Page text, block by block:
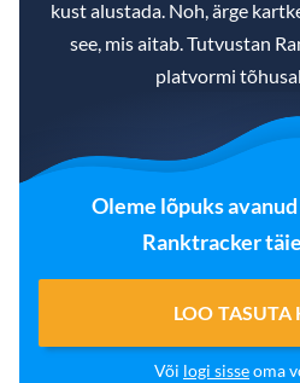
kust alustada. Noh, ärge
see, mis aitab. Tutvustan
platvormi
Oleme lõpuks
Ranktracker
LOO TASUTA
Või logi sisseoma